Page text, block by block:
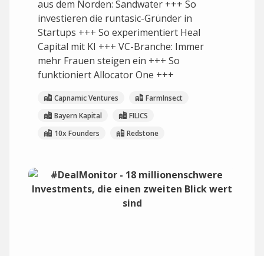
aus dem Norden: Sandwater +++ So
investieren die runtasic-Gründer in
Startups +++ So experimentiert Heal
Capital mit KI +++ VC-Branche: Immer
mehr Frauen steigen ein +++ So
funktioniert Allocator One +++
Capnamic Ventures
FarmInsect
Bayern Kapital
FILICS
10x Founders
Redstone